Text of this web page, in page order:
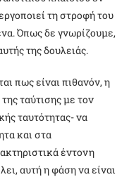
τη στροφή του
Όπως δε γνωρίζουμε,
της δουλειάς.
πως είναι πιθανόν, η
ταύτισης με τον
ταυτότητας- να
και στα
έντονη
αυτή η φάση να είναι